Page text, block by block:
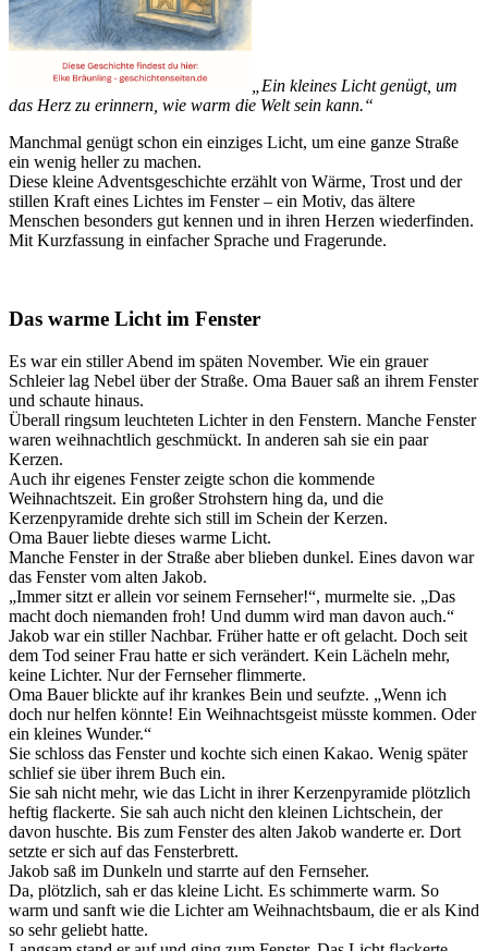
„Ein kleines Licht genügt, um
das Herz zu erinnern, wie warm die Welt sein kann.“
Manchmal genügt schon ein einziges Licht, um eine ganze Straße
ein wenig heller zu machen.
Diese kleine Adventsgeschichte erzählt von Wärme, Trost und der
stillen Kraft eines Lichtes im Fenster – ein Motiv, das ältere
Menschen besonders gut kennen und in ihren Herzen wiederfinden.
Mit Kurzfassung in einfacher Sprache und Fragerunde.
Das warme Licht im Fenster
Es war ein stiller Abend im späten November. Wie ein grauer
Schleier lag Nebel über der Straße. Oma Bauer saß an ihrem Fenster
und schaute hinaus.
Überall ringsum leuchteten Lichter in den Fenstern. Manche Fenster
waren weihnachtlich geschmückt. In anderen sah sie ein paar
Kerzen.
Auch ihr eigenes Fenster zeigte schon die kommende
Weihnachtszeit. Ein großer Strohstern hing da, und die
Kerzenpyramide drehte sich still im Schein der Kerzen.
Oma Bauer liebte dieses warme Licht.
Manche Fenster in der Straße aber blieben dunkel. Eines davon war
das Fenster vom alten Jakob.
„Immer sitzt er allein vor seinem Fernseher!“, murmelte sie. „Das
macht doch niemanden froh! Und dumm wird man davon auch.“
Jakob war ein stiller Nachbar. Früher hatte er oft gelacht. Doch seit
dem Tod seiner Frau hatte er sich verändert. Kein Lächeln mehr,
keine Lichter. Nur der Fernseher flimmerte.
Oma Bauer blickte auf ihr krankes Bein und seufzte. „Wenn ich
doch nur helfen könnte! Ein Weihnachtsgeist müsste kommen. Oder
ein kleines Wunder.“
Sie schloss das Fenster und kochte sich einen Kakao. Wenig später
schlief sie über ihrem Buch ein.
Sie sah nicht mehr, wie das Licht in ihrer Kerzenpyramide plötzlich
heftig flackerte. Sie sah auch nicht den kleinen Lichtschein, der
davon huschte. Bis zum Fenster des alten Jakob wanderte er. Dort
setzte er sich auf das Fensterbrett.
Jakob saß im Dunkeln und starrte auf den Fernseher.
Da, plötzlich, sah er das kleine Licht. Es schimmerte warm. So
warm und sanft wie die Lichter am Weihnachtsbaum, die er als Kind
so sehr geliebt hatte.